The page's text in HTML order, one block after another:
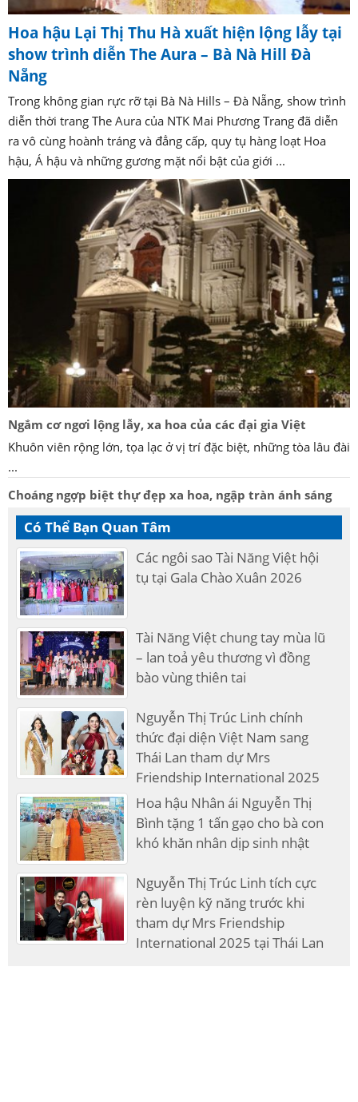
Hoa hậu Lại Thị Thu Hà xuất hiện lộng lẫy tại
show trình diễn The Aura – Bà Nà Hill Đà
Nẵng
Trong không gian rực rỡ tại Bà Nà Hills – Đà Nẵng, show trình
diễn thời trang The Aura của NTK Mai Phương Trang đã diễn
ra vô cùng hoành tráng và đẳng cấp, quy tụ hàng loạt Hoa
hậu, Á hậu và những gương mặt nổi bật của giới ...
Ngắm cơ ngơi lộng lẫy, xa hoa của các đại gia Việt
Khuôn viên rộng lớn, tọa lạc ở vị trí đặc biệt, những tòa lâu đài
...
Choáng ngợp biệt thự đẹp xa hoa, ngập tràn ánh sáng
Có Thể Bạn Quan Tâm
Các ngôi sao Tài Năng Việt hội
tụ tại Gala Chào Xuân 2026
Tài Năng Việt chung tay mùa lũ
– lan toả yêu thương vì đồng
bào vùng thiên tai
Nguyễn Thị Trúc Linh chính
thức đại diện Việt Nam sang
Thái Lan tham dự Mrs
Friendship International 2025
Hoa hậu Nhân ái Nguyễn Thị
Bình tặng 1 tấn gạo cho bà con
khó khăn nhân dịp sinh nhật
Nguyễn Thị Trúc Linh tích cực
rèn luyện kỹ năng trước khi
tham dự Mrs Friendship
International 2025 tại Thái Lan